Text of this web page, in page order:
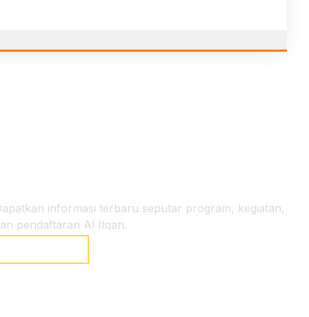
informasi terbaru seputar program, kegiatan,
pendaftaran Al Itqan.